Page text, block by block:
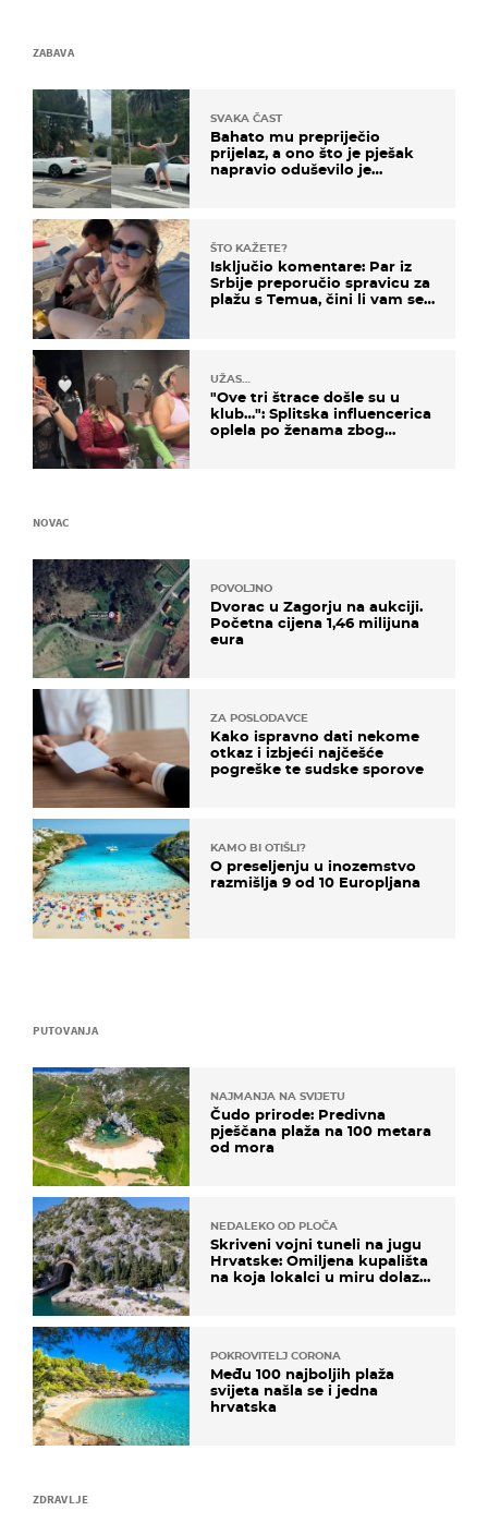
ZDRAVLJE
ZABAVA
SVAKA ČAST
Bahato mu prepriječio
prijelaz, a ono što je pješak
napravio oduševilo je
ŠTO KAŽETE?
Isključio komentare: Par iz
Srbije preporučio spravicu za
plažu s Temua, čini li vam se
UŽAS…
"Ove tri štrace došle su u
klub…": Splitska influencerica
oplela po ženama zbog
PUTOVANJA
NAJMANJA NA SVIJETU
Čudo prirode: Predivna
pješčana plaža na 100 metara
od mora
NEDALEKO OD PLOČA
Skriveni vojni tuneli na jugu
Hrvatske: Omiljena kupališta
na koja lokalci u miru dolaze
POKROVITELJ CORONA
Među 100 najboljih plaža
svijeta našla se i jedna
hrvatska
NOVAC
POVOLJNO
Dvorac u Zagorju na aukciji.
Početna cijena 1,46 milijuna
eura
ZA POSLODAVCE
Kako ispravno dati nekome
otkaz i izbjeći najčešće
pogreške te sudske sporove
KAMO BI OTIŠLI?
O preseljenju u inozemstvo
razmišlja 9 od 10 Europljana